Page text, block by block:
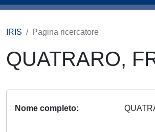
IRIS Pagina ricercatore
QUATRARO,
Nome completo